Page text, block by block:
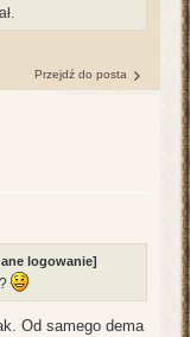
Przejdź do posta
logowanie]
Od samego dema